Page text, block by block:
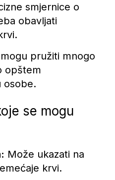
smjernice o
obavljati
pružiti mnogo
opštem
osobe.
se mogu
Može ukazati na
krvi.